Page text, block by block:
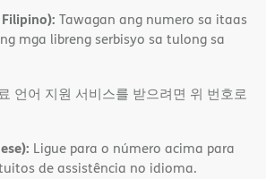
Tawagan ang numero sa itaas
mga libreng serbisyo sa tulong sa
언어 지원 서비스를 받으려면 위 번호로
Ligue para o número acima para
de assistência no idioma.